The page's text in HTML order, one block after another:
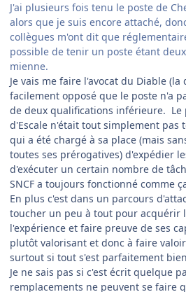
J'ai plusieurs fois tenu le poste de
alors que je suis encore attaché,
collègues m'ont dit que
possible de tenir un poste étant
mienne.
Je vais me faire l'avocat du Diable
facilement opposé que le poste n'a
de deux qualifications inférieure. Le
d'Escale n'était tout simplement pas
qui a été chargé à sa place (mais
toutes ses prérogatives) d'expédier
d'exécuter un certain nombre de
SNCF a toujours fonctionné comme
En plus c'est dans un parcours
toucher un peu à tout pour acquérir
l'expérience et faire preuve de ses
plutôt valorisant et donc à faire
surtout si tout s'est parfaitement
Je ne sais pas si c'est écrit quelque
remplacements ne peuvent se faire